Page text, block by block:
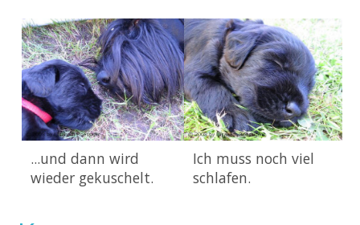
...und dann wird
wieder gekuschelt.
Ich muss noch viel
schlafen.